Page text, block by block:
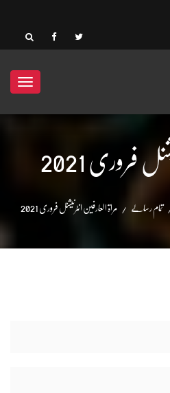
فروری 2021
تمام رسالے مراۃ العارفین انٹرنیشنل فروری 2021